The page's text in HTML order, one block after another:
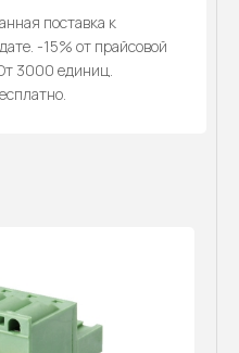
поставка к
-15% от прайсовой
3000 единиц.